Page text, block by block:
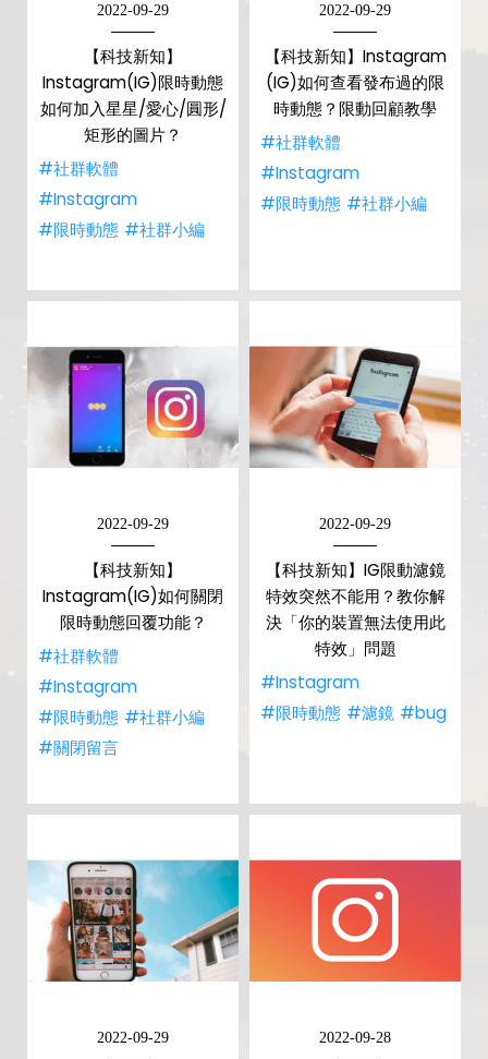
2022-09-29
【科技新知】
Instagram(IG)限時動態
如何加入星星/愛心/圓形/
矩形的圖片？
#社群軟體
#Instagram
#限時動態 #社群小編
2022-09-29
【科技新知】Instagram
(IG)如何查看發布過的限
時動態？限動回顧教學
#社群軟體
#Instagram
#限時動態 #社群小編
2022-09-29
【科技新知】
Instagram(IG)如何關閉
限時動態回覆功能？
#社群軟體
#Instagram
#限時動態 #社群小編
#關閉留言
2022-09-29
【科技新知】IG限動濾鏡
特效突然不能用？教你解
決「你的裝置無法使用此
特效」問題
#Instagram
#限時動態 #濾鏡 #bug
2022-09-29 2022-09-28